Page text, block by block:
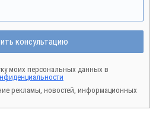
консультацию
моих персональных данных в
рекламы, новостей, информационных